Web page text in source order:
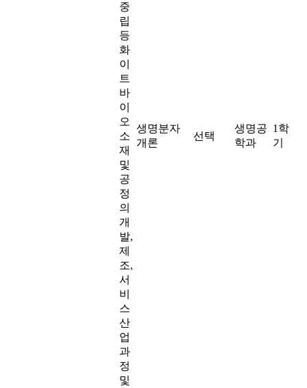
중
립
등
화
이
트
바
이
오
소
재
및
공
정
의
개
발,
제
조,
서
비
스
산
업
과
정
및
생명분자
개론
선택
생명공
학과
1학
기